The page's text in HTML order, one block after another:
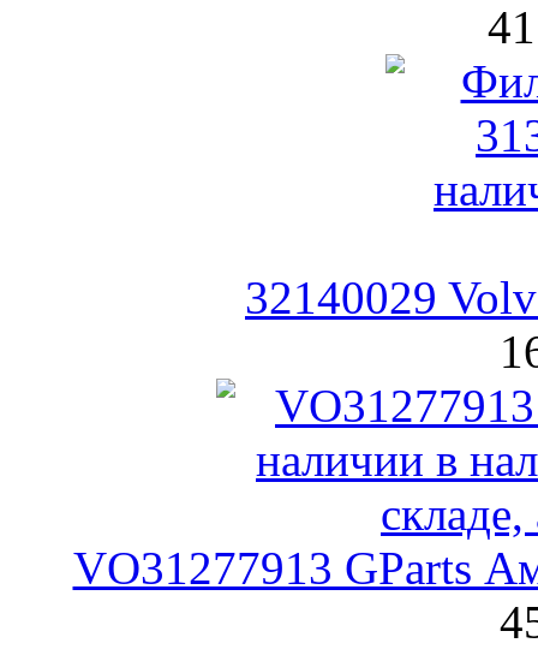
32140029
VO31277913 GParts